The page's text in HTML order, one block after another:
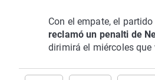
Con el empate, el
reclamó un penalti de
dirimirá el miércoles que